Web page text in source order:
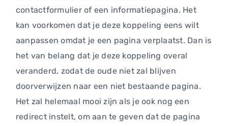
contactformulier of een informatiepagina. Het
kan voorkomen dat je deze koppeling eens wilt
aanpassen omdat je een pagina verplaatst. Dan is
het van belang dat je deze koppeling overal
veranderd, zodat de oude niet zal blijven
doorverwijzen naar een niet bestaande pagina.
Het zal helemaal mooi zijn als je ook nog een
redirect instelt, om aan te geven dat de pagina